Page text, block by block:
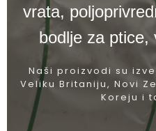
vrata,
bodlje za ptice,
Naši proizvodi su
Veliku Britaniju, Novi
Koreju i